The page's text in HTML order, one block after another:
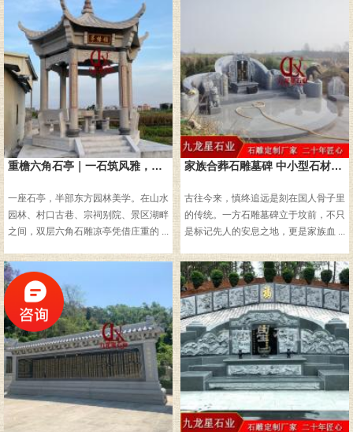
重檐六角石亭｜一石筑风雅，双层藏千年中式意境
一座石亭，半部东方园林美学。在山水
园林、村口古巷、宗祠别院、景区湖畔
之间，双层六角石雕凉亭凭借庄重的 ...
家族合葬石雕墓碑 中小型石材墓碑墓套 中式椅子式石墓碑
古往今来，慎终追远是刻在国人骨子里
的传统。一方石雕墓碑立于坟前，不只
是标记先人的安息之地，更是家族血 ...